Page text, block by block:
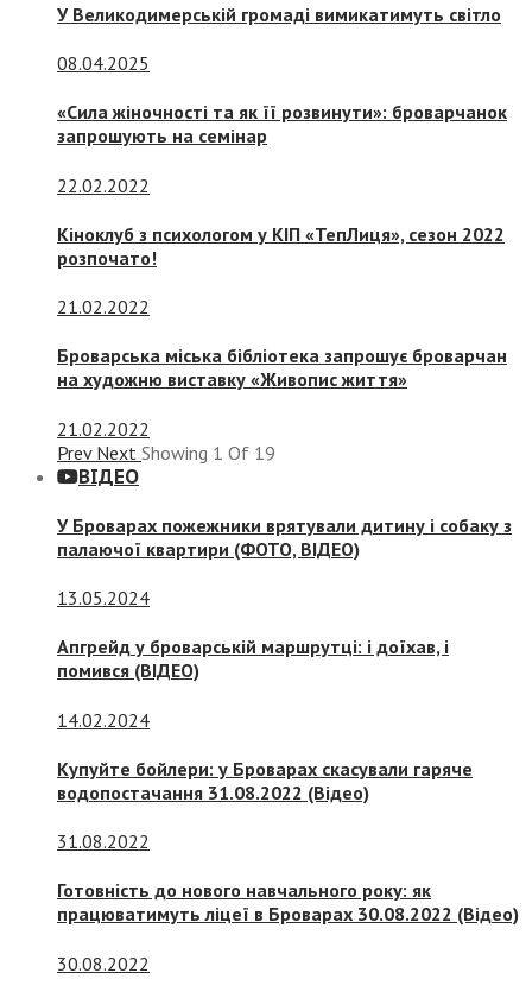
У Великодимерській громаді вимикатимуть світло
08.04.2025
«Сила жіночності та як її розвинути»: броварчанок
запрошують на семінар
22.02.2022
Кіноклуб з психологом у КІП «ТепЛиця», сезон 2022
розпочато!
21.02.2022
Броварська міська бібліотека запрошує броварчан
на художню виставку «Живопис життя»
21.02.2022
Prev Next Showing 1 Of 19
ВІДЕО
У Броварах пожежники врятували дитину і собаку з
палаючої квартири (ФОТО, ВІДЕО)
13.05.2024
Апгрейд у броварській маршрутці: і доїхав, і
помився (ВІДЕО)
14.02.2024
Купуйте бойлери: у Броварах скасували гаряче
водопостачання 31.08.2022 (Відео)
31.08.2022
Готовність до нового навчального року: як
працюватимуть ліцеї в Броварах 30.08.2022 (Відео)
30.08.2022